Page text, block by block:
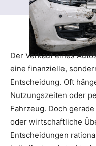
Der Verkauf eines
eine finanzielle,
Entscheidung. Oft
Nutzungszeiten oder
Fahrzeug. Doch
oder wirtschaftliche
Entscheidungen